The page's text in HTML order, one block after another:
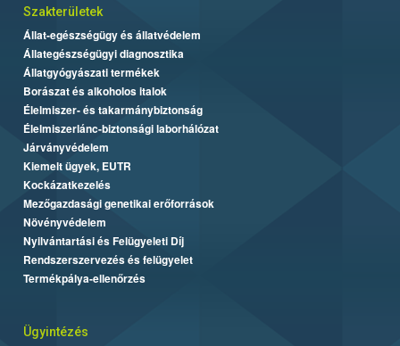
Szakterületek
Állat-egészségügy és állatvédelem
Állategészségügyi diagnosztika
Állatgyógyászati termékek
Borászat és alkoholos italok
Élelmiszer- és takarmánybiztonság
Élelmiszerlánc-biztonsági laborhálózat
Járványvédelem
Kiemelt ügyek, EUTR
Kockázatkezelés
Mezőgazdasági genetikai erőforrások
Növényvédelem
Nyilvántartási és Felügyeleti Díj
Rendszerszervezés és felügyelet
Termékpálya-ellenőrzés
Ügyintézés